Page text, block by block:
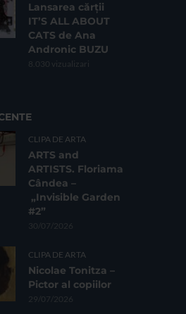
Lansarea cărții
IT’S ALL ABOUT
CATS de Ana
Andronic BUZU
8.030 vizualizari
CLIPA DE ARTA
ARTS and
ARTISTS. Floriama
Cândea –
„Invisible Garden
#2”
30/07/2026
CLIPA DE ARTA
Nicolae Tonitza –
Pictor al copiilor
29/07/2026